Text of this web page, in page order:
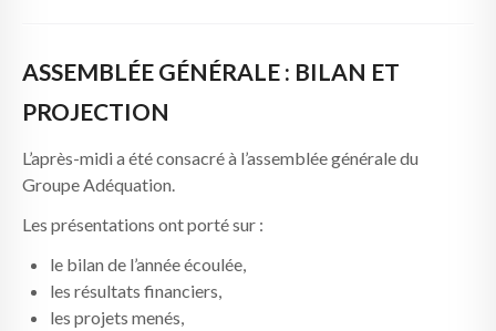
ASSEMBLÉE GÉNÉRALE : BILAN ET
PROJECTION
L’après-midi a été consacré à l’assemblée générale du
Groupe Adéquation.
Les présentations ont porté sur :
le bilan de l’année écoulée,
les résultats financiers,
les projets menés,